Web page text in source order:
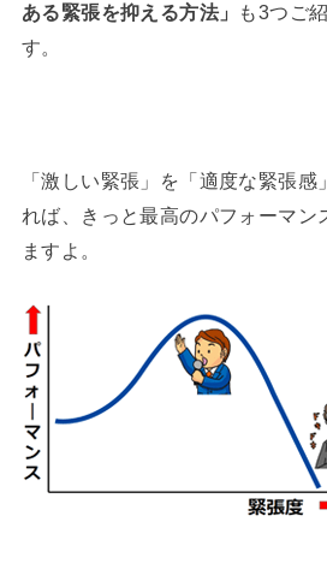
ある緊張を抑える方法」
も3つご
す。
「激しい緊張」を「適度な緊張
れば、きっと最高のパフォーマン
ますよ。